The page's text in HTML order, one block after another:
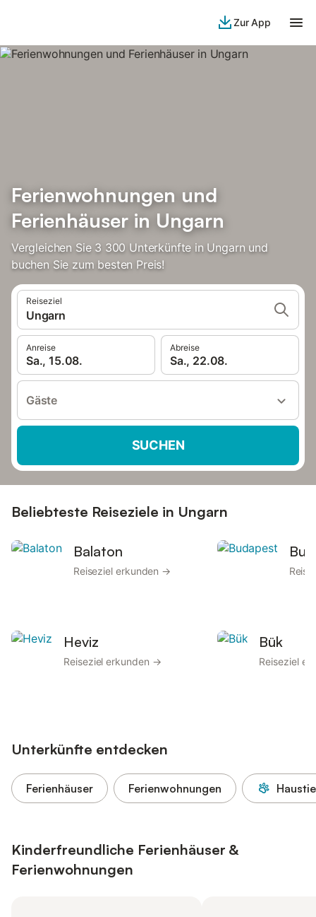
Zur App
Ferienwohnungen und
Ferienhäuser in Ungarn
Vergleichen Sie 3 300 Unterkünfte in Ungarn und
buchen Sie zum besten Preis!
Reiseziel
Ungarn
Anreise
Sa., 15.08.
Abreise
Sa., 22.08.
Gäste
SUCHEN
Beliebteste Reiseziele in Ungarn
Balaton
Reiseziel erkunden →
Heviz
Reiseziel erkunden →
Bük
Reiseziel
Unterkünfte entdecken
Ferienhäuser Ferienwohnungen
Kinderfreundliche Ferienhäuser &
Ferienwohnungen